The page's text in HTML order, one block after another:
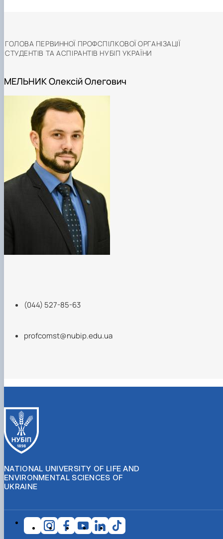
ГОЛОВА ПЕРВИННОЇ ПРОФСПІЛКОВОЇ ОРГАНІЗАЦІЇ
СТУДЕНТІВ ТА АСПІРАНТІВ НУБІП УКРАЇНИ
МЕЛЬНИК Олексій Олегович
(044) 527-85-63
profcomst@nubip.edu.ua
NATIONAL UNIVERSITY OF LIFE AND
ENVIRONMENTAL SCIENCES OF
UKRAINE